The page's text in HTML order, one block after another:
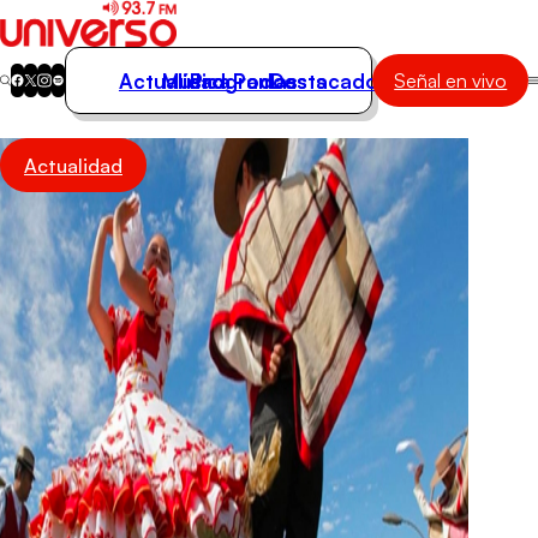
Actualidad
Música
Programas
Podcasts
Destacados
Actualidad
Música
Programas
Podcasts
Destacados Señal en vivo
Actualidad